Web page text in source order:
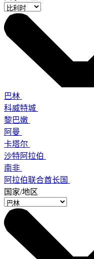
巴林
科威特城
黎巴嫩
阿曼
卡塔尔
沙特阿拉伯
南非
阿拉伯联合酋长国
国家/地区